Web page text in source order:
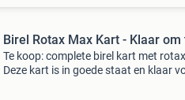
Birel Rotax Max Kart - Klaar om
Te koop: complete birel kart met
Deze kart is in goede staat en klaar